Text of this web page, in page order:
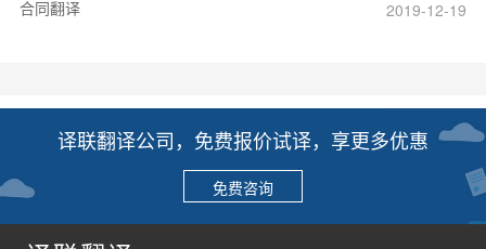
合同翻译
2019-12-19
译联翻译公司，免费报价试译，享更多优惠
免费咨询